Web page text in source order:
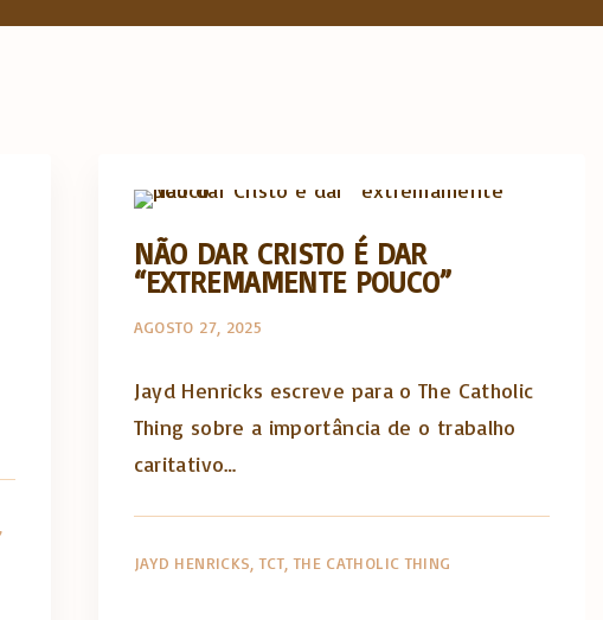
NÃO DAR CRISTO É DAR
“EXTREMAMENTE POUCO”
AGOSTO 27, 2025
Jayd Henricks escreve para o The Catholic
Thing sobre a importância de o trabalho
caritativo…
JAYD HENRICKS TCT THE CATHOLIC THING